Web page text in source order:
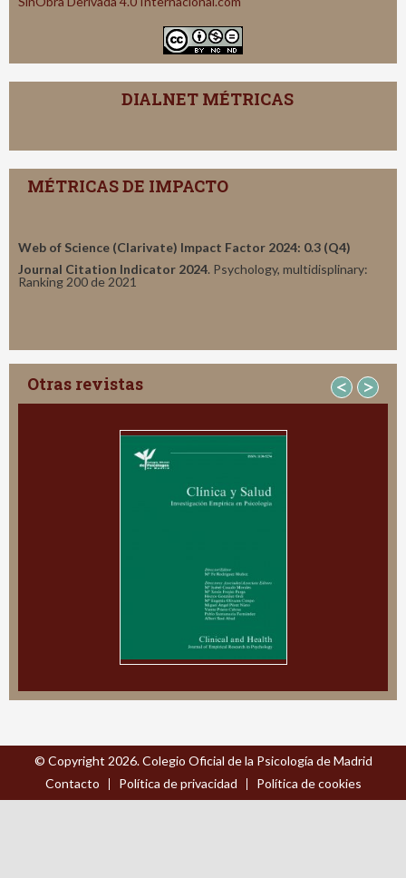
DIALNET MÉTRICAS
MÉTRICAS DE IMPACTO
Web of Science (Clarivate) Impact Factor 2024: 0.3 (Q4)
Journal Citation Indicator 2024. Psychology, multidisplinary:
Ranking 200 de 2021
Otras revistas < >
© Copyright 2026. Colegio Oficial de la Psicología de Madrid
Contacto
Política de privacidad Política de cookies